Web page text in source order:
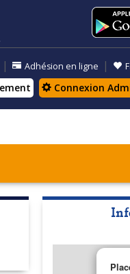
| Adhésion en ligne |
Connexion